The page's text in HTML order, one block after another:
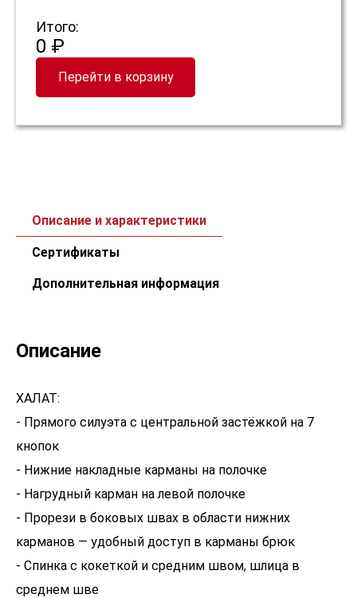
Итого:
0 ₽
Перейти в корзину
Описание и характеристики
Сертификаты
Дополнительная информация
Описание
ХАЛАТ:
- Прямого силуэта с центральной застёжкой на 7
кнопок
- Нижние накладные карманы на полочке
- Нагрудный карман на левой полочке
- Прорези в боковых швах в области нижних
карманов — удобный доступ в карманы брюк
- Спинка с кокеткой и средним швом, шлица в
среднем шве